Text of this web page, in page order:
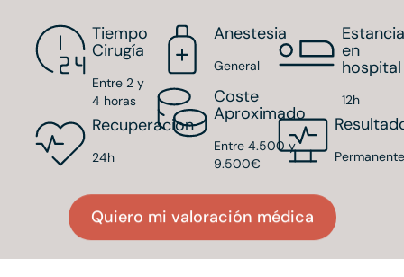
Tiempo
Cirugía
Entre 2 y
4 horas
Recuperacion
24h
Anestesia
General
Coste
Aproximado
Entre 4.500 y
9.500€
en
hospital
12h
Quiero mi valoración médica